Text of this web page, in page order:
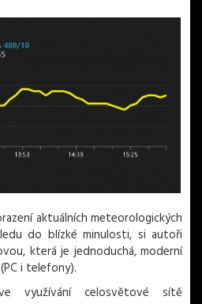
aktuálních meteorologických
do blízké minulosti, si autoři
která je jednoduchá, moderní
i telefony).
využívání celosvětové sítě